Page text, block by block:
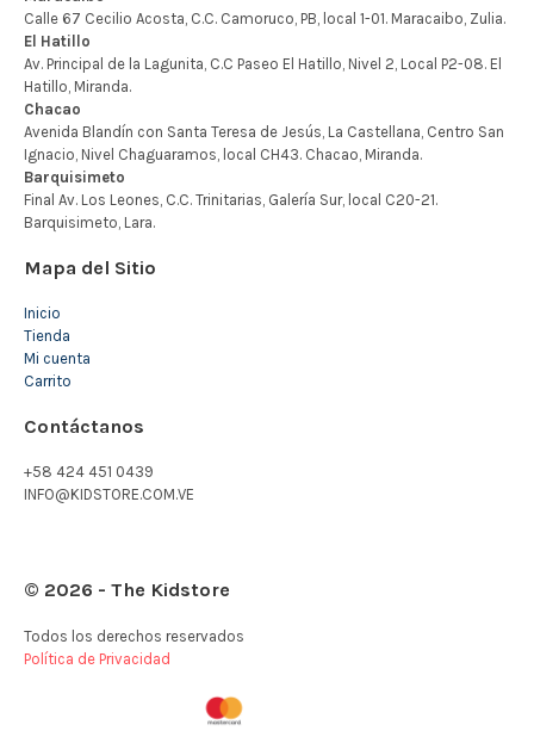
Mapa del Sitio
Inicio
Tienda
Mi cuenta
Carrito
Contáctanos
+58 424 451 0439
INFO@KIDSTORE.COM.VE
© 2026 - The Kidstore
Todos los derechos reservados
Política de Privacidad